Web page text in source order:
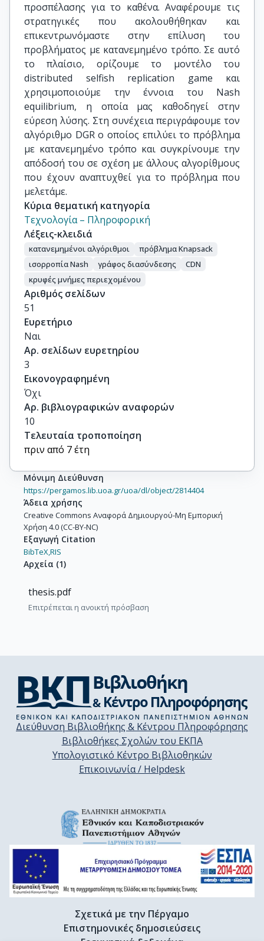
προσπέλασης για το καθένα. Αναφέρουμε τις
στρατηγικές που ακολουθήθηκαν και
επικεντρωνόμαστε στην επίλυση του
προβλήματος με κατανεμημένο τρόπο. Σε αυτό
το πλαίσιο, ορίζουμε το μοντέλο του
distributed selfish replication game και
χρησιμοποιούμε την έννοια του Nash
equilibrium, η οποία μας καθοδηγεί στην
εύρεση λύσης. Στη συνέχεια περιγράφουμε τον
αλγόριθμο DGR ο οποίος επιλύει το πρόβλημα
με κατανεμημένο τρόπο και συγκρίνουμε την
απόδοσή του σε σχέση με άλλους αλγορίθμους
που έχουν αναπτυχθεί για το πρόβλημα που
μελετάμε.
Κύρια θεματική κατηγορία
Τεχνολογία – Πληροφορική
Λέξεις-κλειδιά
κατανεμημένοι αλγόριθμοι
πρόβλημα Knapsack
ισορροπία Nash
γράφος διασύνδεσης
CDN
κρυφές μνήμες περιεχομένου
Αριθμός σελίδων
51
Ευρετήριο
Ναι
Αρ. σελίδων ευρετηρίου
3
Εικονογραφημένη
Όχι
Αρ. βιβλιογραφικών αναφορών
10
Τελευταία τροποποίηση
πριν από 7 έτη
Μόνιμη Διεύθυνση
https://pergamos.lib.uoa.gr/uoa/dl/object/2814404
Άδεια χρήσης
Creative Commons Αναφορά Δημιουργού-Μη Εμπορική
Χρήση 4.0 (CC-BY-NC)
Εξαγωγή Citation
BibTeX,RIS
Αρχεία (1)
thesis.pdf
Επιτρέπεται η ανοικτή πρόσβαση
Διεύθυνση Βιβλιοθήκης & Κέντρου Πληροφόρησης
Βιβλιοθήκες Σχολών του ΕΚΠΑ
Υπολογιστικό Κέντρο Βιβλιοθηκών
Επικοινωνία / Helpdesk
Σχετικά με την Πέργαμο
Επιστημονικές δημοσιεύσεις